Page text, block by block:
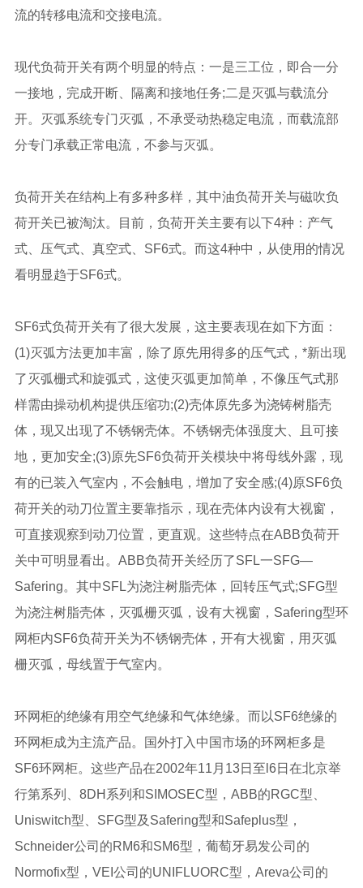
流的转移电流和交接电流。
现代负荷开关有两个明显的特点：一是三工位，即合一分
一接地，完成开断、隔离和接地任务;二是灭弧与载流分
开。灭弧系统专门灭弧，不承受动热稳定电流，而载流部
分专门承载正常电流，不参与灭弧。
负荷开关在结构上有多种多样，其中油负荷开关与磁吹负
荷开关已被淘汰。目前，负荷开关主要有以下4种：产气
式、压气式、真空式、SF6式。而这4种中，从使用的情况
看明显趋于SF6式。
SF6式负荷开关有了很大发展，这主要表现在如下方面：
(1)灭弧方法更加丰富，除了原先用得多的压气式，*新出现
了灭弧栅式和旋弧式，这使灭弧更加简单，不像压气式那
样需由操动机构提供压缩功;(2)壳体原先多为浇铸树脂壳
体，现又出现了不锈钢壳体。不锈钢壳体强度大、且可接
地，更加安全;(3)原先SF6负荷开关模块中将母线外露，现
有的已装入气室内，不会触电，增加了安全感;(4)原SF6负
荷开关的动刀位置主要靠指示，现在壳体内设有大视窗，
可直接观察到动刀位置，更直观。这些特点在ABB负荷开
关中可明显看出。ABB负荷开关经历了SFL一SFG—
Safering。其中SFL为浇注树脂壳体，回转压气式;SFG型
为浇注树脂壳体，灭弧栅灭弧，设有大视窗，Safering型环
网柜内SF6负荷开关为不锈钢壳体，开有大视窗，用灭弧
栅灭弧，母线置于气室内。
环网柜的绝缘有用空气绝缘和气体绝缘。而以SF6绝缘的
环网柜成为主流产品。国外打入中国市场的环网柜多是
SF6环网柜。这些产品在2002年11月13日至l6日在北京举
行第系列、8DH系列和SIMOSEC型，ABB的RGC型、
Uniswitch型、SFG型及Safering型和Safeplus型，
Schneider公司的RM6和SM6型，葡萄牙易发公司的
Normofix型，VEI公司的UNIFLUORC型，Areva公司的